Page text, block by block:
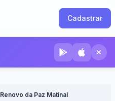
Cadastrar
Renovo da Paz Matinal